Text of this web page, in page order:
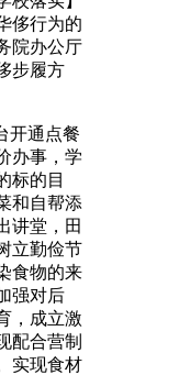
侈行为的
院办公厅
步履方
通点餐
办事，学
标的目
和自帮添
讲堂，田
立勤俭节
食物的来
强对后
，成立激
配合营制
实现食材